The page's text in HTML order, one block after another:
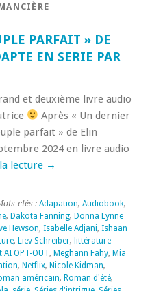
PARFAIT » DE
EN SERIE PAR
et deuxième livre audio
Après « Un dernier
parfait » de Elin
2024 en livre audio
lecture →
clés : Adapation, Audiobook,
, Dakota Fanning, Donna Lynne
Hewson, Isabelle Adjani, Ishaan
, Liev Schreiber, littérature
AI OPT-OUT, Meghann Fahy, Mia
, Netflix, Nicole Kidman,
américain, Roman d'été,